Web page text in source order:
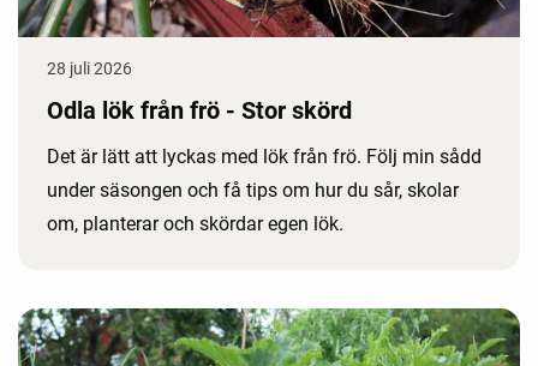
28 juli 2026
Odla lök från frö - Stor skörd
Det är lätt att lyckas med lök från frö. Följ min sådd
under säsongen och få tips om hur du sår, skolar
om, planterar och skördar egen lök.